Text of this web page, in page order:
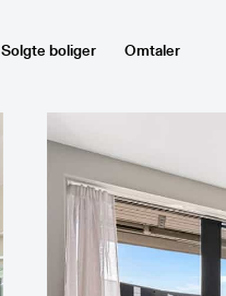
Solgte boliger Omtaler